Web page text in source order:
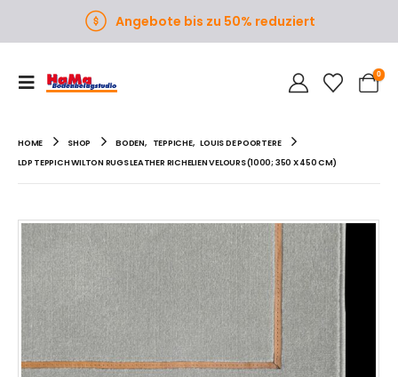
Angebote bis zu 50% reduziert
0
HOME SHOP BODEN, TEPPICHE, LOUIS DE POORTERE
LDP TEPPICH WILTON RUGS LEATHER RICHELIEN VELOURS (1000; 350 X 450 CM)